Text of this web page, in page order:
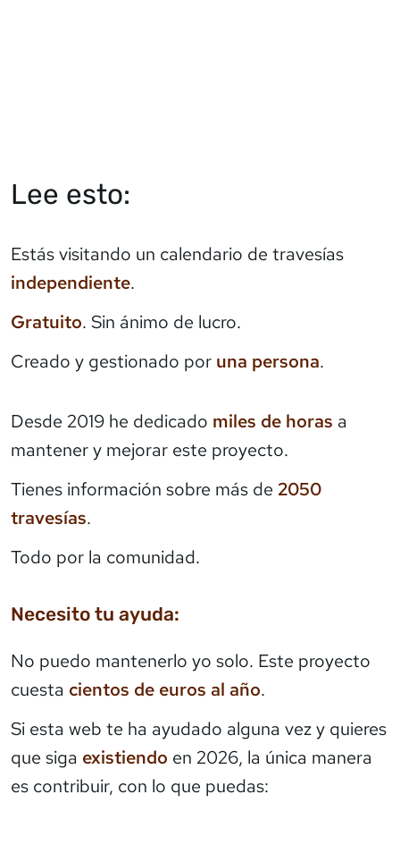
Lee esto:
Estás visitando un calendario de travesías
independiente.
Gratuito. Sin ánimo de lucro.
Creado y gestionado por una persona.
Desde 2019 he dedicado miles de horas a
mantener y mejorar este proyecto.
Tienes información sobre más de 2050
travesías.
Todo por la comunidad.
Necesito tu ayuda:
No puedo mantenerlo yo solo. Este proyecto
cuesta cientos de euros al año.
Si esta web te ha ayudado alguna vez y quieres
que siga existiendo en 2026, la única manera
es contribuir, con lo que puedas: